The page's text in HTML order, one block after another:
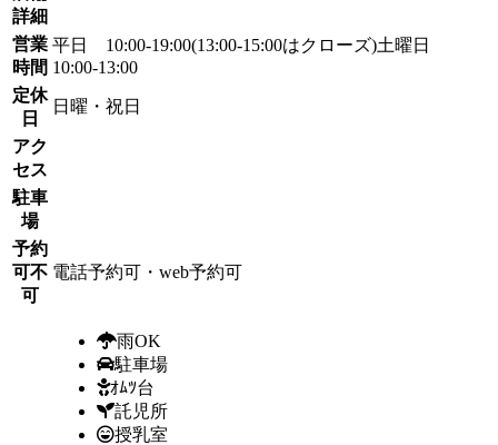
詳細
営業
時間
平日 10:00-19:00(13:00-15:00はクローズ)土曜日
10:00-13:00
定休
日
日曜・祝日
アク
セス
駐車
場
予約
可不
可
電話予約可・web予約可
雨OK
駐車場
ｵﾑﾂ台
託児所
授乳室